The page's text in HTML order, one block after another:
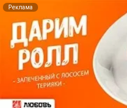
Реклама